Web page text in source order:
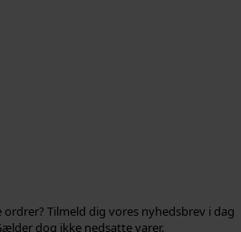
ordrer? Tilmeld dig vores nyhedsbrev i dag
dog ikke nedsatte varer.